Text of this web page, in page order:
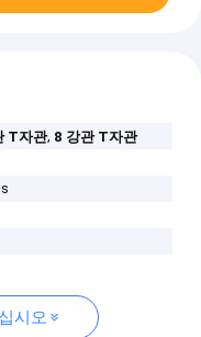
T자관, 8 강관 T자관
시오